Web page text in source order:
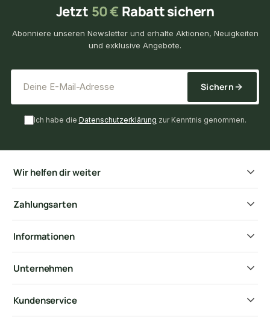
Jetzt 50 € Rabatt sichern
Abonniere unseren Newsletter und erhalte Aktionen, Neuigkeiten
und exklusive Angebote.
Sichern
Ich habe die Datenschutzerklärung zur Kenntnis genommen.
Wir helfen dir weiter
Zahlungsarten
Informationen
Unternehmen
Kundenservice